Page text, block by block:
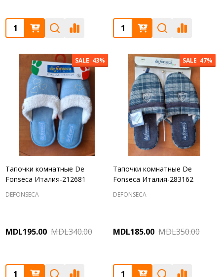
Quantity: Quantity:
SALE 43%
Тапочки комнатные De
Fonseca Италия-212681
DEFONSECA
MDL195.00 MDL340.00
Quantity:
SALE 47%
Тапочки комнатные De
Fonseca Италия-283162
DEFONSECA
MDL185.00 MDL350.00
Quantity: